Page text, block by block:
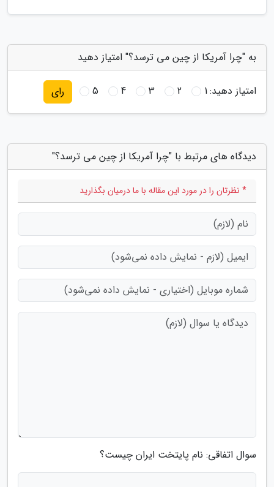
به "چرا آمریکا از چین می ترسد؟" امتیاز دهید
امتیاز دهید:1
2
3
4
5 رای
دیدگاه های مرتبط با "چرا آمریکا از چین می ترسد؟"
* نظرتان را در مورد این مقاله با ما درمیان بگذارید
سوال اتفاقی: نام پایتخت ایران چیست؟